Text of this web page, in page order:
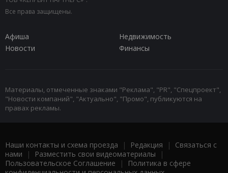
Все права защищены.
Афиша
Недвижимость
Новости
Финансы
Материалы, отмеченные знаками "Реклама", "PR", "Спецпроект",
"Новости компаний", "Актуально", "Промо", публикуются на
правах рекламы.
Наши контакты и схема проезда | Редакция | Связаться с
нами | Разместить свои видеоматериалы |
Пользовательское Соглашение |
Политика в сфере